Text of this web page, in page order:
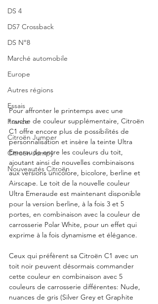
DS 4
DS7 Crossback
DS N°8
Marché automobile
Europe
Autres régions
Essais
France
Citroën Jumper
Citroën Jumpy
Nouveautés Citroën
Pour affronter le printemps avec une
touche de couleur supplémentaire, Citroën
C1 offre encore plus de possibilités de
personnalisation et insère la teinte Ultra
Emeraude entre les couleurs du toit,
ajoutant ainsi de nouvelles combinaisons
aux versions unicolore, bicolore, berline et
Airscape. Le toit de la nouvelle couleur
Ultra Emeraude est maintenant disponible
pour la version berline, à la fois 3 et 5
portes, en combinaison avec la couleur de
carrosserie Polar White, pour un effet qui
exprime à la fois dynamisme et élégance.
Ceux qui préfèrent sa Citroën C1 avec un
toit noir peuvent désormais commander
cette couleur en combinaison avec 5
couleurs de carrosserie différentes: Nude,
nuances de gris (Silver Grey et Graphite